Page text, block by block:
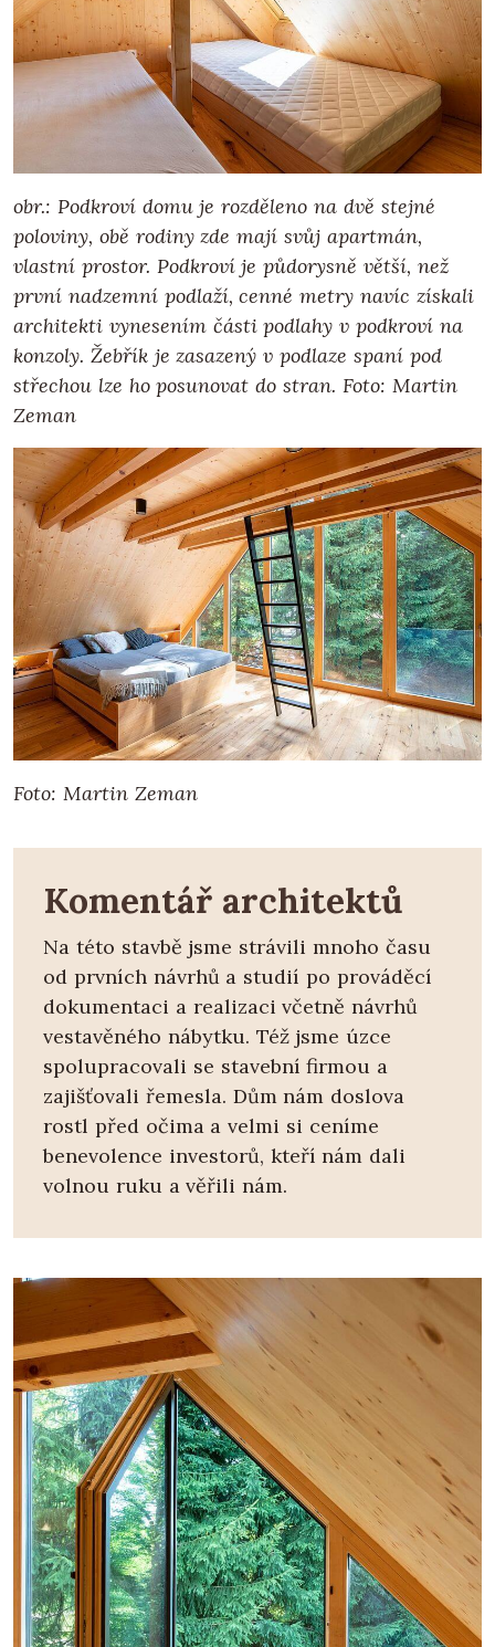
obr.: Podkroví domu je rozděleno na dvě stejné
poloviny, obě rodiny zde mají svůj apartmán,
vlastní prostor. Podkroví je půdorysně větší, než
první nadzemní podlaží, cenné metry navíc získali
architekti vynesením části podlahy v podkroví na
konzoly. Žebřík je zasazený v podlaze spaní pod
střechou lze ho posunovat do stran. Foto: Martin
Zeman
Foto: Martin Zeman
Komentář architektů
Na této stavbě jsme strávili mnoho času
od prvních návrhů a studií po prováděcí
dokumentaci a realizaci včetně návrhů
vestavěného nábytku. Též jsme úzce
spolupracovali se stavební firmou a
zajišťovali řemesla. Dům nám doslova
rostl před očima a velmi si ceníme
benevolence investorů, kteří nám dali
volnou ruku a věřili nám.